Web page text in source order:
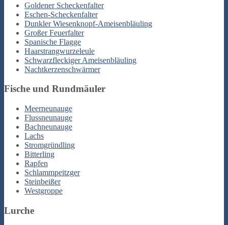
Goldener Scheckenfalter
Eschen-Scheckenfalter
Dunkler Wiesenknopf-Ameisenbläuling
Großer Feuerfalter
Spanische Flagge
Haarstrangwurzeleule
Schwarzfleckiger Ameisenbläuling
Nachtkerzenschwärmer
Fische und Rundmäuler
Meerneunauge
Flussneunauge
Bachneunauge
Lachs
Stromgründling
Bitterling
Rapfen
Schlammpeitzger
Steinbeißer
Westgroppe
Lurche